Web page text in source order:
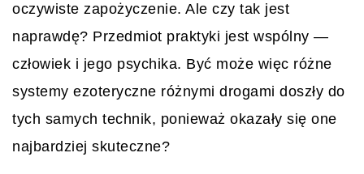
oczywiste zapożyczenie. Ale czy tak jest
naprawdę? Przedmiot praktyki jest wspólny —
człowiek i jego psychika. Być może więc różne
systemy ezoteryczne różnymi drogami doszły do
tych samych technik, ponieważ okazały się one
najbardziej skuteczne?